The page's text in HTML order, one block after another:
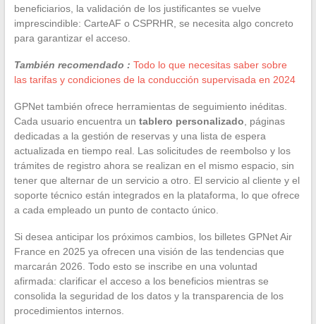
beneficiarios, la validación de los justificantes se vuelve
imprescindible: CarteAF o CSPRHR, se necesita algo concreto
para garantizar el acceso.
También recomendado : Todo lo que necesitas saber sobre
las tarifas y condiciones de la conducción supervisada en 2024
GPNet también ofrece herramientas de seguimiento inéditas.
Cada usuario encuentra un tablero personalizado , páginas
dedicadas a la gestión de reservas y una lista de espera
actualizada en tiempo real. Las solicitudes de reembolso y los
trámites de registro ahora se realizan en el mismo espacio, sin
tener que alternar de un servicio a otro. El servicio al cliente y el
soporte técnico están integrados en la plataforma, lo que ofrece
a cada empleado un punto de contacto único.
Si desea anticipar los próximos cambios, los billetes GPNet Air
France en 2025 ya ofrecen una visión de las tendencias que
marcarán 2026. Todo esto se inscribe en una voluntad
afirmada: clarificar el acceso a los beneficios mientras se
consolida la seguridad de los datos y la transparencia de los
procedimientos internos.